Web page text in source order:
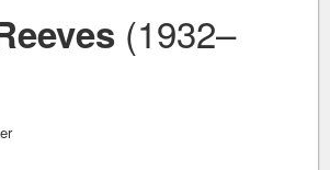
(1932–